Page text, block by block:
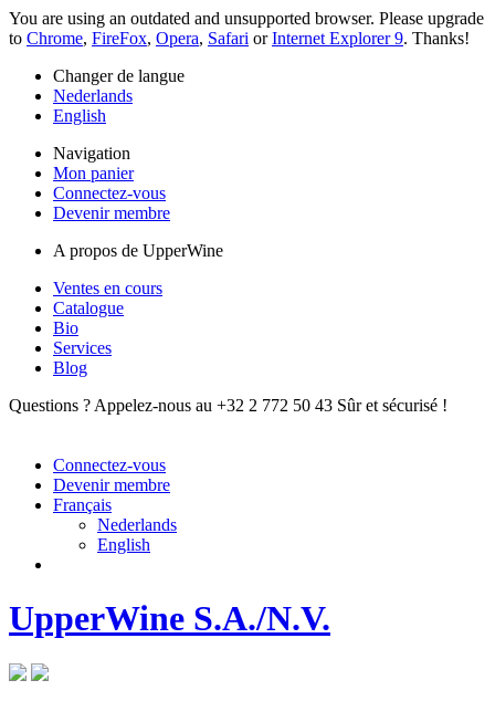
You are using an outdated and unsupported browser. Please upgrade
to Chrome, FireFox, Opera, Safari orInternet Explorer 9. Thanks!
Changer de langue
Nederlands
English
Navigation
Mon panier
Connectez-vous
Devenir membre
A propos de UpperWine
Ventes en cours
Catalogue
Bio
Services
Blog
Questions ? Appelez-nous au +32 2 772 50 43 Sûr et sécurisé !
Connectez-vous
Devenir membre
Français
Nederlands
English
UpperWine S.A./N.V.